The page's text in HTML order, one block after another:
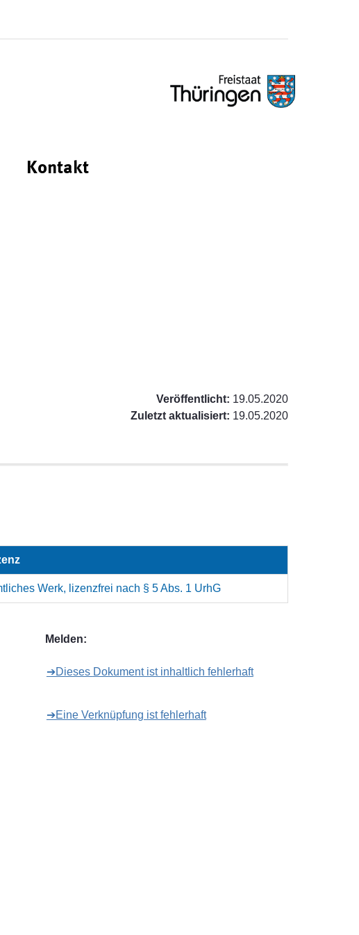
Kontakt
Veröffentlicht: 19.05.2020
Zuletzt aktualisiert: 19.05.2020
Werk, lizenzfrei nach § 5 Abs. 1 UrhG
Melden:
➔Dieses Dokument ist inhaltlich fehlerhaft
➔Eine Verknüpfung ist fehlerhaft